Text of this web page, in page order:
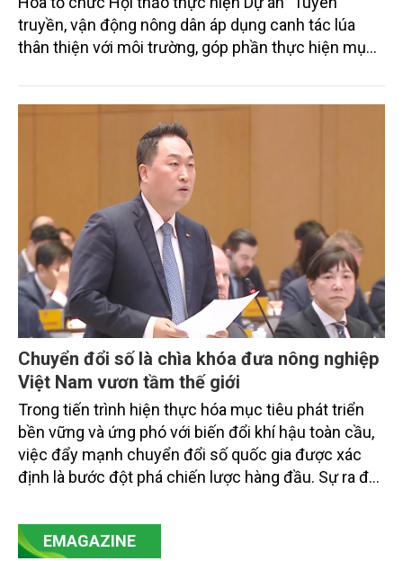
truyền, vận động nông dân áp dụng canh tác lúa
thân thiện với môi trường, góp phần thực hiện mục
trình thu hút sự tham gia của đông đảo đại biểu đến
từ các cơ quan quản lý nhà nước, đơn vị nghiên cứu,
doanh nghiệp, hợp tác xã và nông dân đang trực
tiếp triển khai mô hình sản xuất lúa phát thải thấp.
Chuyển đổi số là chìa khóa đưa nông nghiệp
Việt Nam vươn tầm thế giới
Trong tiến trình hiện thực hóa mục tiêu phát triển
bền vững và ứng phó với biến đổi khí hậu toàn cầu,
việc đẩy mạnh chuyển đổi số quốc gia được xác
định là bước đột phá chiến lược hàng đầu. Sự ra đời
mạnh mẽ, thúc đẩy quá trình cải cách toàn diện,
minh bạch hóa chuỗi cung ứng và nâng cao hiệu
EMAGAZINE